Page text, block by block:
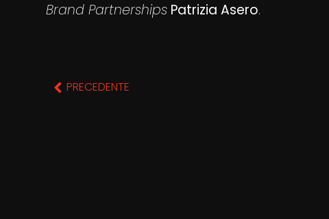
Brand Partnerships Patrizia Asero.
PRECEDENTE